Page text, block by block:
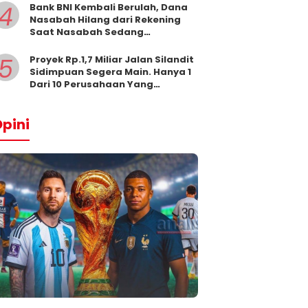
Bank BNI Kembali Berulah, Dana
Nasabah Hilang dari Rekening
Saat Nasabah Sedang
Proyek Rp.1,7 Miliar Jalan Silandit
Sidimpuan Segera Main. Hanya 1
Dari 10 Perusahaan Yang